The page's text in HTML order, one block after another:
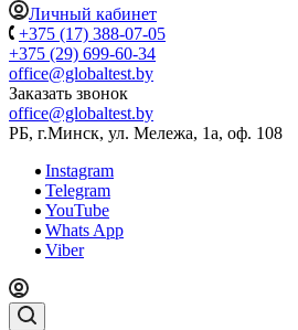
Личный кабинет
+375 (17) 388-07-05
+375 (29) 699-60-34
office@globaltest.by
Заказать звонок
office@globaltest.by
РБ, г.Минск, ул. Мележа, 1а, оф. 108
Instagram
Telegram
YouTube
Whats App
Viber